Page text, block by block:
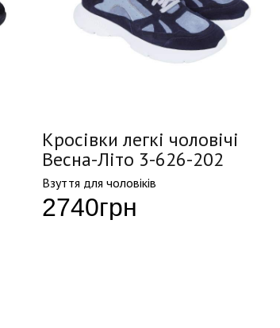
Кросівки легкі чоловічі
Весна-Літо 3-626-202
Взуття для чоловіків
2740грн